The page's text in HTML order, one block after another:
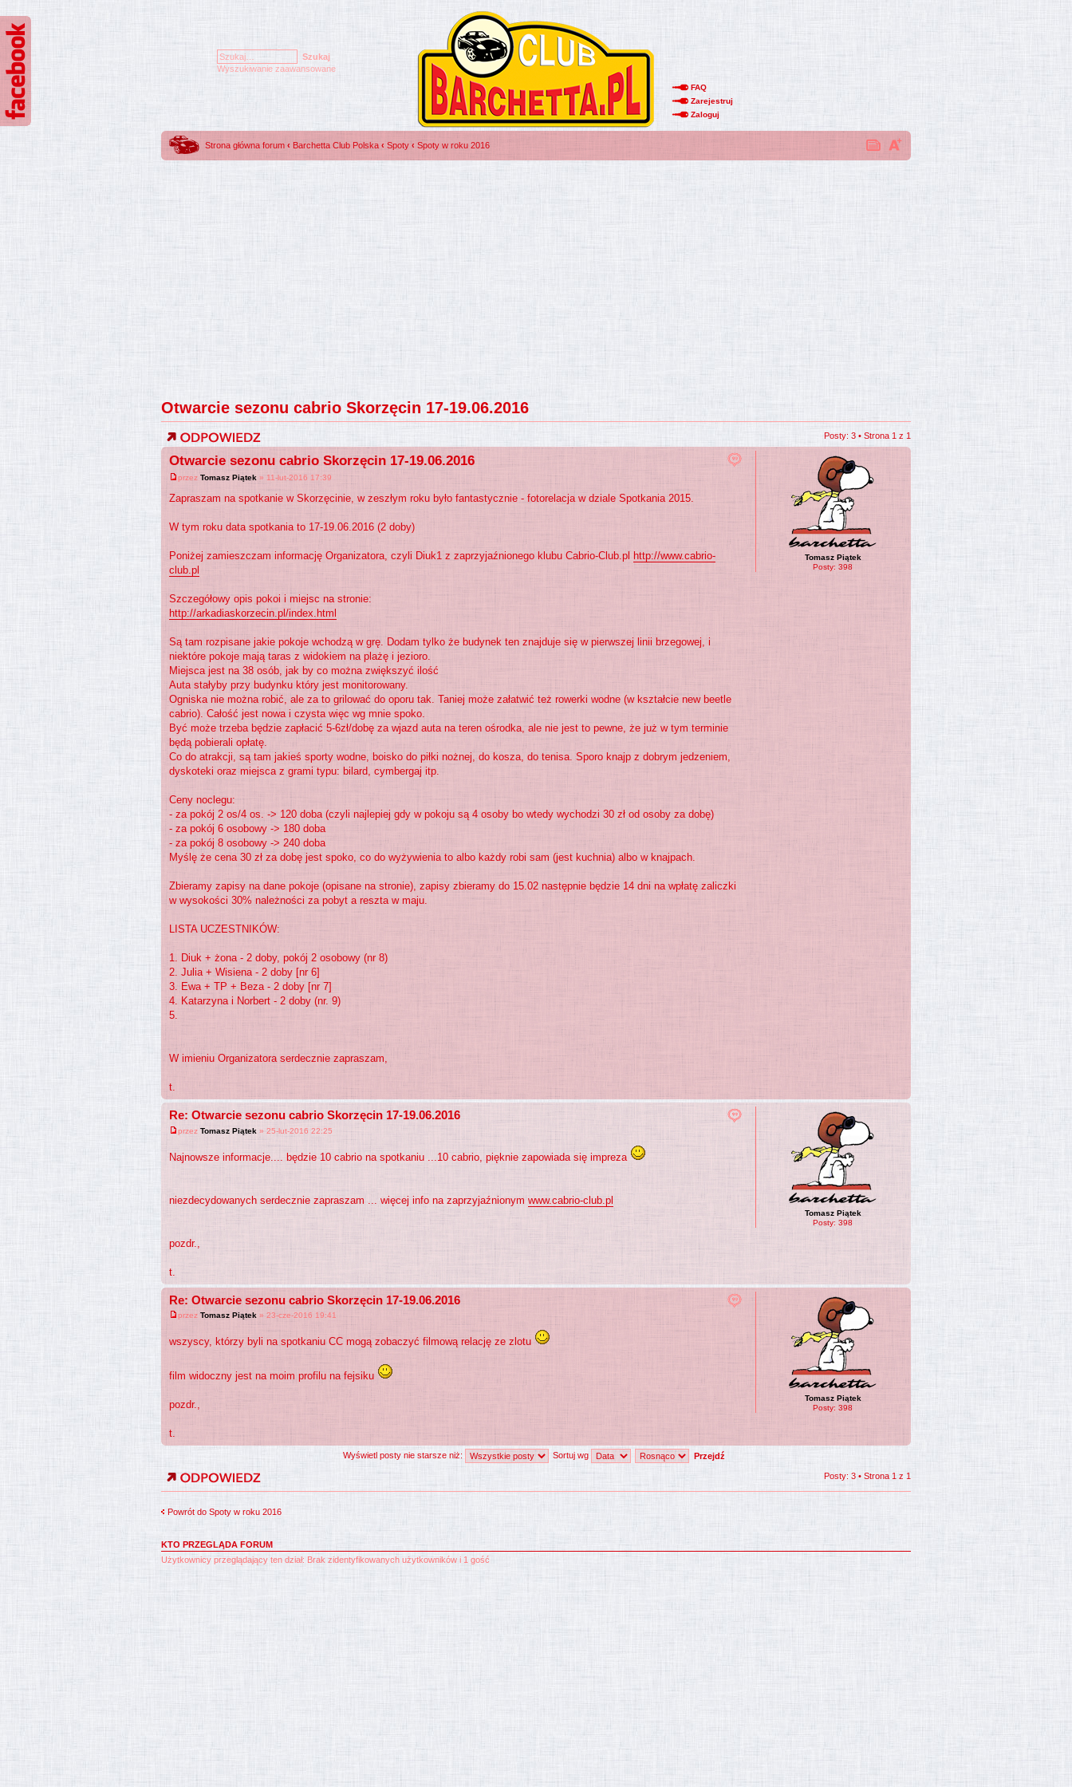
Wyszukiwanie zaawansowane
FAQ
Zarejestruj
Zaloguj
Strona główna forum ‹ Barchetta Club Polska ‹ Spoty ‹ Spoty w roku 2016
Otwarcie sezonu cabrio Skorzęcin 17-19.06.2016
Posty: 3 • Strona 1 z 1
Otwarcie sezonu cabrio Skorzęcin 17-19.06.2016
przez Tomasz Piątek » 11-lut-2016 17:39
Zapraszam na spotkanie w Skorzęcinie, w zeszłym roku było fantastycznie - fotorelacja w dziale Spotkania 2015.
W tym roku data spotkania to 17-19.06.2016 (2 doby)
Poniżej zamieszczam informację Organizatora, czyli Diuk1 z zaprzyjaźnionego klubu Cabrio-Club.pl http://www.cabrio-
club.pl
Szczegółowy opis pokoi i miejsc na stronie:
http://arkadiaskorzecin.pl/index.html
Są tam rozpisane jakie pokoje wchodzą w grę. Dodam tylko że budynek ten znajduje się w pierwszej linii brzegowej, i
niektóre pokoje mają taras z widokiem na plażę i jezioro.
Miejsca jest na 38 osób, jak by co można zwiększyć ilość
Auta stałyby przy budynku który jest monitorowany.
Ogniska nie można robić, ale za to grilować do oporu tak. Taniej może załatwić też rowerki wodne (w kształcie new beetle
cabrio). Całość jest nowa i czysta więc wg mnie spoko.
Być może trzeba będzie zapłacić 5-6zł/dobę za wjazd auta na teren ośrodka, ale nie jest to pewne, że już w tym terminie
będą pobierali opłatę.
Co do atrakcji, są tam jakieś sporty wodne, boisko do piłki nożnej, do kosza, do tenisa. Sporo knajp z dobrym jedzeniem,
dyskoteki oraz miejsca z grami typu: bilard, cymbergaj itp.
Ceny noclegu:
- za pokój 2 os/4 os. -> 120 doba (czyli najlepiej gdy w pokoju są 4 osoby bo wtedy wychodzi 30 zł od osoby za dobę)
- za pokój 6 osobowy -> 180 doba
- za pokój 8 osobowy -> 240 doba
Myślę że cena 30 zł za dobę jest spoko, co do wyżywienia to albo każdy robi sam (jest kuchnia) albo w knajpach.
Zbieramy zapisy na dane pokoje (opisane na stronie), zapisy zbieramy do 15.02 następnie będzie 14 dni na wpłatę zaliczki
w wysokości 30% należności za pobyt a reszta w maju.
LISTA UCZESTNIKÓW:
1. Diuk + żona - 2 doby, pokój 2 osobowy (nr 8)
2. Julia + Wisiena - 2 doby [nr 6]
3. Ewa + TP + Beza - 2 doby [nr 7]
4. Katarzyna i Norbert - 2 doby (nr. 9)
5.
W imieniu Organizatora serdecznie zapraszam,
t.
Tomasz Piątek
Posty: 398
Re: Otwarcie sezonu cabrio Skorzęcin 17-19.06.2016
przez Tomasz Piątek » 25-lut-2016 22:25
Najnowsze informacje.... będzie 10 cabrio na spotkaniu ...10 cabrio, pięknie zapowiada się impreza
niezdecydowanych serdecznie zapraszam ... więcej info na zaprzyjaźnionym www.cabrio-club.pl
pozdr.,
t.
Tomasz Piątek
Posty: 398
Re: Otwarcie sezonu cabrio Skorzęcin 17-19.06.2016
przez Tomasz Piątek » 23-cze-2016 19:41
wszyscy, którzy byli na spotkaniu CC mogą zobaczyć filmową relację ze zlotu
film widoczny jest na moim profilu na fejsiku
pozdr.,
t.
Tomasz Piątek
Posty: 398
Wyświetl posty nie starsze niż: Sortuj wg
Posty: 3 • Strona 1 z 1
Powrót do Spoty w roku 2016
KTO PRZEGLĄDA FORUM
Użytkownicy przeglądający ten dział: Brak zidentyfikowanych użytkowników i 1 gość